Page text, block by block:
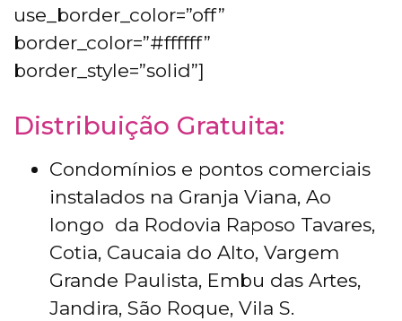
use_border_color=”off”
border_color=”#ffffff”
border_style=”solid”]
Distribuição Gratuita:
Condomínios e pontos comerciais
instalados na Granja Viana, Ao
longo da Rodovia Raposo Tavares,
Cotia, Caucaia do Alto, Vargem
Grande Paulista, Embu das Artes,
Jandira, São Roque, Vila S.